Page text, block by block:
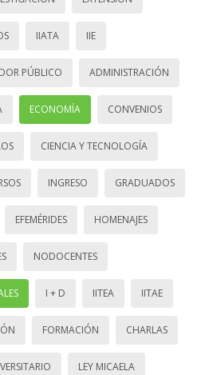
IIATA IIE
PÚBLICO ADMINISTRACIÓN
ECONOMÍA CONVENIOS
CIENCIA Y TECNOLOGÍA
INGRESO GRADUADOS
EFEMÉRIDES HOMENAJES
NODOCENTES
I + D IITEA IITAE
FORMACIÓN CHARLAS
LEY MICAELA